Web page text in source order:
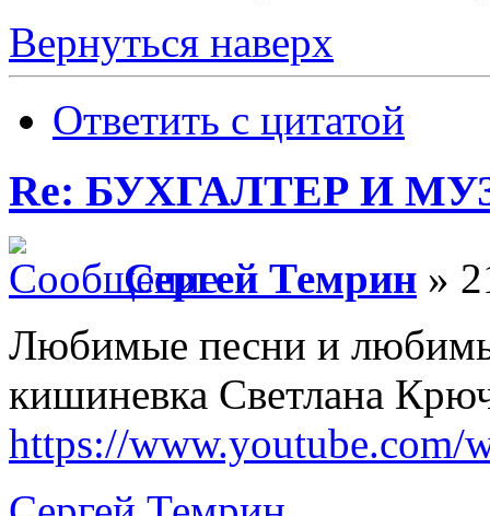
Вернуться наверх
Ответить с цитатой
Re: БУХГАЛТЕР И
Сергей Темрин »
Любимые песни и
кишиневка Светлана
https://www.youtube.com/